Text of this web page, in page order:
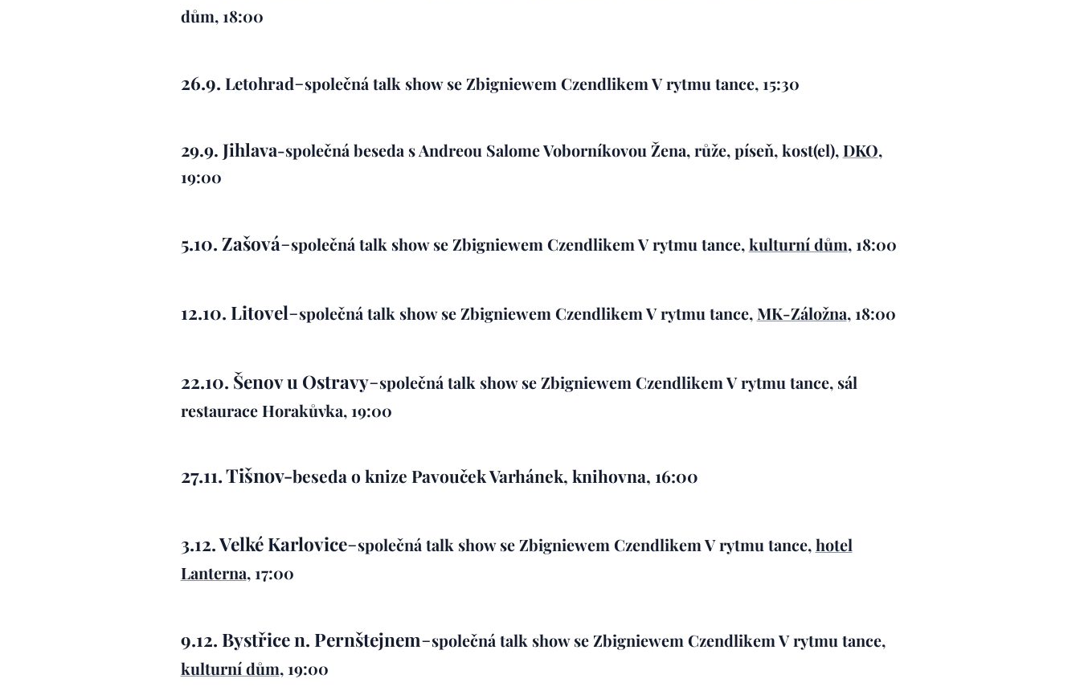
dům, 18:00
26.9. Letohrad-společná talk showse Zbigniewem CzendlikemV rytmu tance, 15:30
29.9. Jihlava-společná beseda s Andreou Salome Voborníkovou Žena, růže, píseň, kost(el),DKO,
19:00
5.10. Zašová-společná talk showse Zbigniewem CzendlikemV rytmu tance,kulturní dům, 18:00
12.10. Litovel-společná talk showse Zbigniewem CzendlikemV rytmu tance,MK-Záložna, 18:00
22.10. Šenov u Ostravy-společná talk showse Zbigniewem CzendlikemV rytmu tance, sál
restaurace Horakůvka, 19:00
27.11. Tišnov-beseda o knize Pavouček Varhánek, knihovna, 16:00
3.12. Velké Karlovice-společná talk showse Zbigniewem CzendlikemV rytmu tance,hotel
Lanterna, 17:00
9.12. Bystřice n. Pernštejnem-společná talk showse Zbigniewem CzendlikemV rytmu tance,
kulturní dům, 19:00